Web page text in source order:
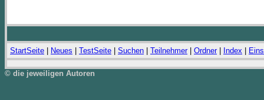
StartSeite Neues TestSeite Suchen Teilnehmer| Ordner| Index
© die jeweiligen Autoren